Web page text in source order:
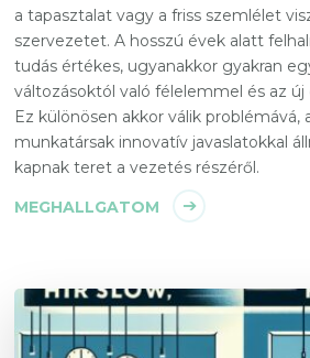
a tapasztalat vagy a friss szemlélet
szervezetet. A hosszú évek alatt
tudás értékes, ugyanakkor gyakran
változásoktól való félelemmel és az
Ez különösen akkor válik problémává,
munkatársak innovatív javaslatokkal
kapnak teret a vezetés részéről.
MEGHALLGATOM